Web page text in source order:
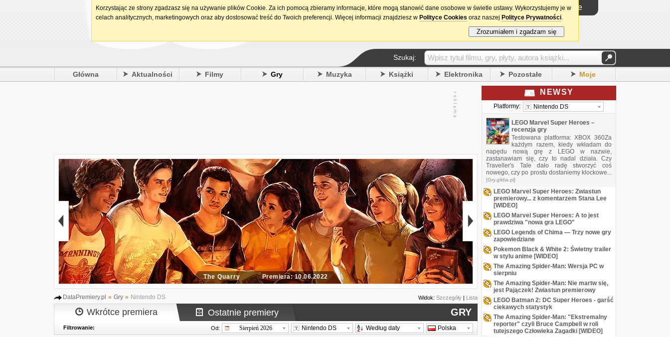
15. urodziny DataPremiery.pl Logowanie
Szukaj:
Główna Aktualności Filmy Gry Muzyka Książki Elektronika Pozostałe Moje
The Quarry Premiera: 10.06.2022
DataPremiery.pl » Gry » Nintendo DS Widok: Szczegóły | Lista
Wkrótce premiera Ostatnie premiery GRY
Filtrowanie: Od: Sierpień 2026 Nintendo DS Według daty Polska
NEWSY
Platformy: Nintendo DS
LEGO Marvel Super Heroes –
recenzja gry
Testowana platforma: XBOX 360Za
każdym razem, kiedy wkładam do
napędu nową grę z LEGO w nazwie,
zastanawiam się, czy to nadal działa. Czy
Traveller's Tale dało radę stworzyć coś
nowego, czy po prostu dostaniemy klockowe...
[Gry.gildia.pl]
LEGO Marvel Super Heroes: Zwiastun
premierowy... z komentarzem Stana Lee
[WIDEO]
LEGO Marvel Super Heroes: A to jest
prawdziwa "nowa gra LEGO"
LEGO Legends of Chima — Trzy nowe gry
zapowiedziane
Pokemon Black & White 2: Świetny trailer
w stylu anime [WIDEO]
The Amazing Spider-Man: Wersja PC w
sierpniu
The Amazing Spider-Man: Nie martw się,
jest Pajączek! Zwiastun premierowy
LEGO Batman 2: DC Super Heroes - garść
ciekawych statystyk
The Amazing Spider-Man: "Ekstremalny
reporter" czyli Bruce Campbell w roli
tutejszego Człowieka Zagadki [WIDEO]
Korzystając ze strony zgadzasz się na używanie plików Cookie. Za ich pomocą zbieramy informacje, które mogą stanowić dane osobowe w świetle ustawy. Wykorzystujemy je w
celach analitycznych, marketingowych oraz aby dostosować treść do Twoich preferencji. Więcej informacji znajdziesz w Polityce Cookies oraz naszej Polityce Prywatności.
Zrozumiałem i zgadzam się